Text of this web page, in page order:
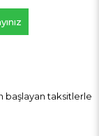
başlayan taksitlerle